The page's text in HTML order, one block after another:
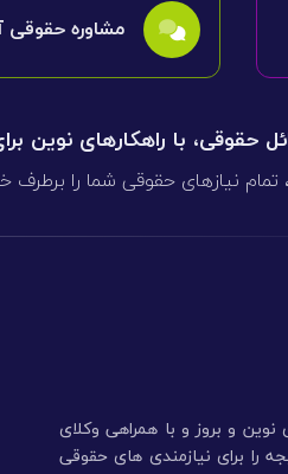
مشاوره حقوقی
حقوقی، با راهکارهای نوین
نیازهای حقوقی شما را برطرف
نوین و بروز و با همراهی وکلای
را برای نیازمندی های حقوقی